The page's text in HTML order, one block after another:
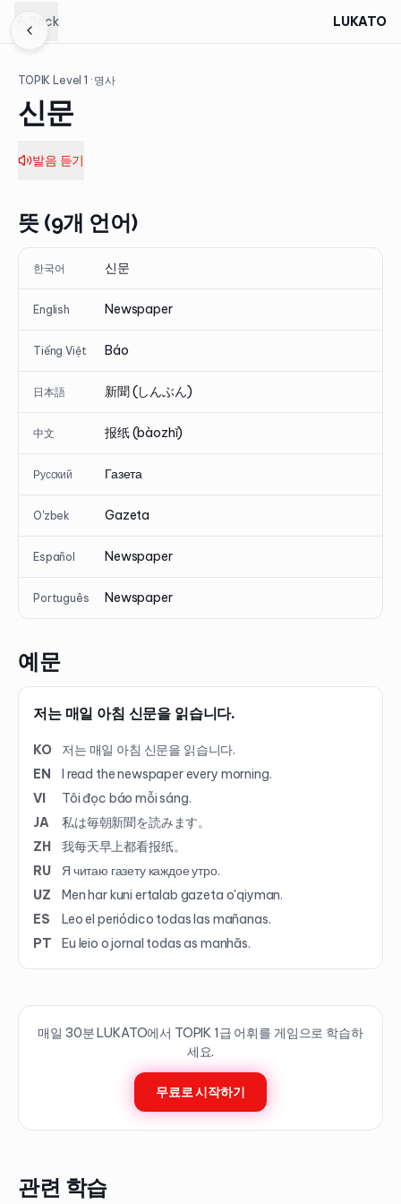
Back LUKATO
TOPIK Level1 · 명사
신문
발음 듣기
뜻 (9개 언어)
한국어 신문
English Newspaper
Tiếng Việt Báo
日本語 新聞 (しんぶん)
中文 报纸 (bàozhǐ)
Русский Газета
O'zbek Gazeta
Español Newspaper
Português Newspaper
예문
저는 매일 아침 신문을 읽습니다.
KO
저는 매일 아침 신문을 읽습니다.
EN
I read the newspaper every morning.
VI
Tôi đọc báo mỗi sáng.
JA
私は毎朝新聞を読みます。
ZH
我每天早上都看报纸。
RU
Я читаю газету каждое утро.
UZ
Men har kuni ertalab gazeta o'qiyman.
ES
Leo el periódico todas las mañanas.
PT
Eu leio o jornal todas as manhãs.
매일 30분 LUKATO에서 TOPIK 1급 어휘를 게임으로 학습하
세요.
무료로 시작하기
관련 학습